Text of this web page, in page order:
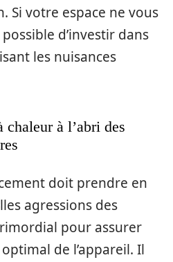
Si votre espace ne vous
d’investir dans
les nuisances
à l’abri des
doit prendre en
agressions des
pour assurer
de l’appareil. Il